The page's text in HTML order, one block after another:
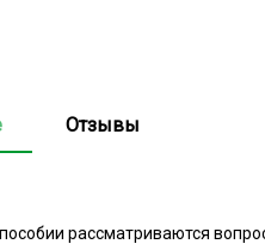
Отзывы
рассматриваются